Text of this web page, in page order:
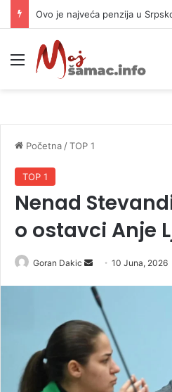
Ovo je najveća penzija u
Meni
Početna /TOP 1
TOP 1
Nenad
o ostavci Anje
Goran Dakic
n
a
e
10 Juna, 2026